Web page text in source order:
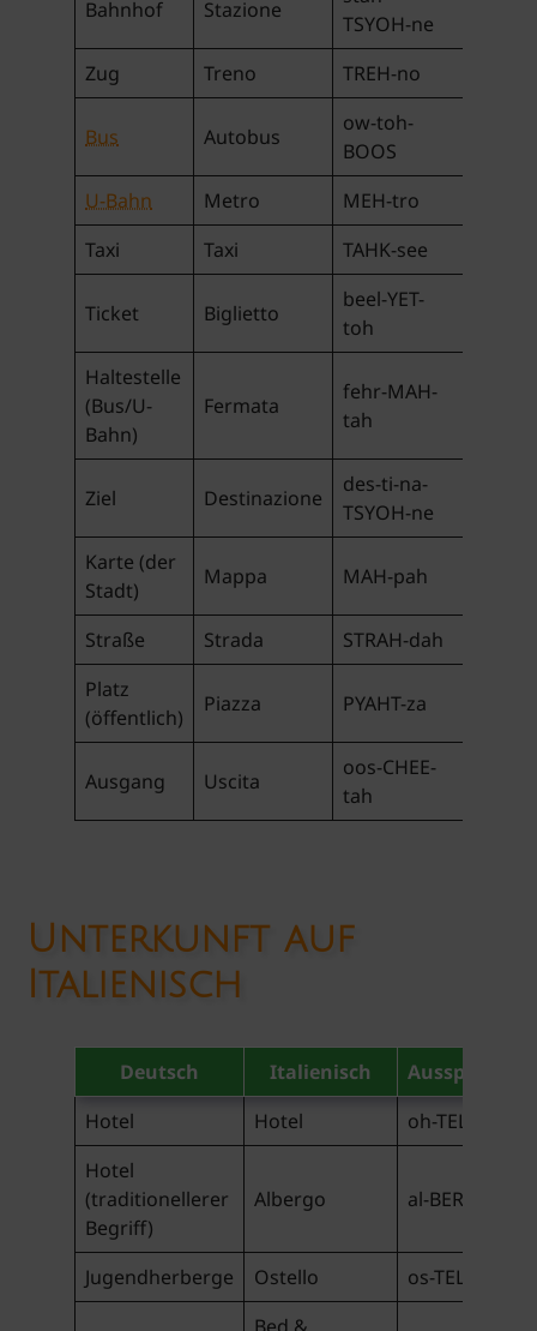
Bahnhof Stazione
TSYOH-ne
Zug
Treno TREH-no
Bus Autobus
ow-toh-
BOOS
U-Bahn
Metro
MEH-tro
Taxi
Taxi TAHK-see
Ticket Biglietto
beel-YET-
toh
Haltestelle
(Bus/U-
Bahn)
Fermata
fehr-MAH-
tah
Ziel Destinazione
des-ti-na-
TSYOH-ne
Karte (der
Stadt)
Mappa MAH-pah
Straße Strada
STRAH-dah
Platz
(öffentlich)
Piazza PYAHT-za
Ausgang Uscita
oos-CHEE-
tah
Unterkunft auf
Italienisch
Deutsch Italienisch
Aussprache
Hotel
Hotel
oh-TEL
Hotel
(traditionellerer
Begriff)
Albergo al-BER-go
Jugendherberge Ostello os-TEL-lo